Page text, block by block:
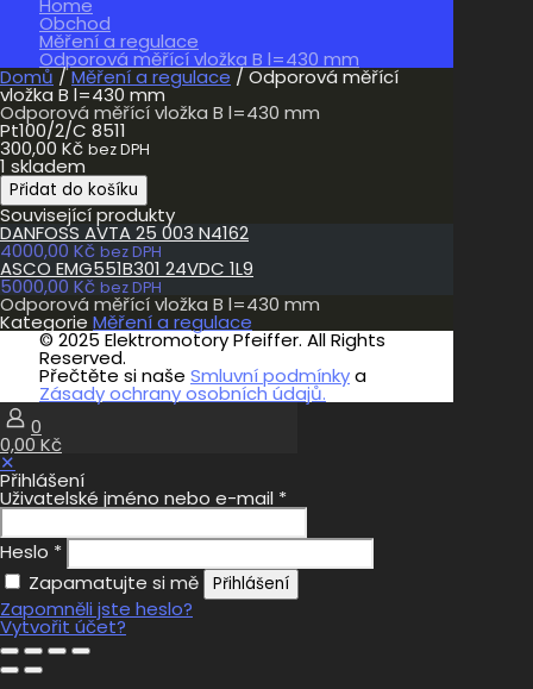
Home
Obchod
Měření a regulace
Odporová měřící vložka B l=430 mm
Domů /Měření a regulace / Odporová měřící
vložka B l=430 mm
Odporová měřící vložka B l=430 mm
Pt100/2/C 8511
300,00 Kč bez DPH
1 skladem
Odporová
měřící
vložka
B
l=430
mm
množství
Přidat do košíku
Související produkty
DANFOSS AVTA 25 003 N4162
4000,00 Kč bez DPH
ASCO EMG551B301 24VDC 1L9
5000,00 Kč bez DPH
Odporová měřící vložka B l=430 mm
Kategorie Měření a regulace
© 2025 Elektromotory Pfeiffer. All Rights
Reserved.
Přečtěte si naše Smluvní podmínkya
Zásady ochrany osobních údajů.
0
0,00 Kč
✕
Přihlášení
Uživatelské jméno nebo e-mail *
Heslo *
Zapamatujte si mě
Přihlášení
Zapomněli jste heslo?
Vytvořit účet?